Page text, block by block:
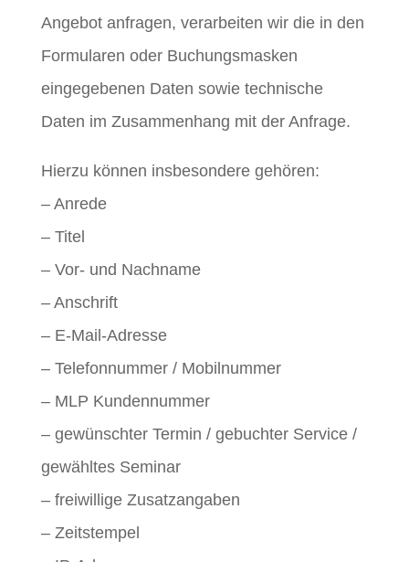
Angebot anfragen, verarbeiten wir die in den
Formularen oder Buchungsmasken
eingegebenen Daten sowie technische
Daten im Zusammenhang mit der Anfrage.
Hierzu können insbesondere gehören:
– Anrede
– Titel
– Vor- und Nachname
– Anschrift
– E-Mail-Adresse
– Telefonnummer / Mobilnummer
– MLP Kundennummer
– gewünschter Termin / gebuchter Service /
gewähltes Seminar
– freiwillige Zusatzangaben
– Zeitstempel